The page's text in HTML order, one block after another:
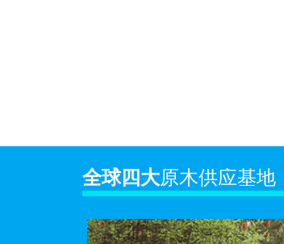
全球四大原木供应基地